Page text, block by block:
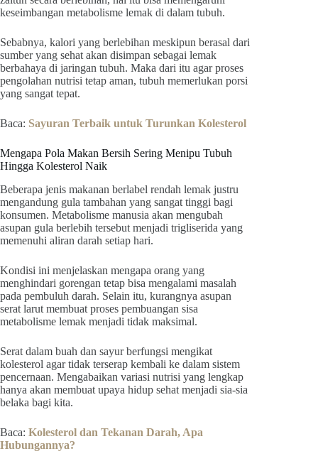
keseimbangan metabolisme lemak di dalam tubuh.
Sebabnya, kalori yang berlebihan meskipun berasal dari
sumber yang sehat akan disimpan sebagai lemak
berbahaya di jaringan tubuh. Maka dari itu agar proses
pengolahan nutrisi tetap aman, tubuh memerlukan porsi
yang sangat tepat.
Baca: Sayuran Terbaik untuk Turunkan Kolesterol
Mengapa Pola Makan Bersih Sering Menipu Tubuh
Hingga Kolesterol Naik
Beberapa jenis makanan berlabel rendah lemak justru
mengandung gula tambahan yang sangat tinggi bagi
konsumen. Metabolisme manusia akan mengubah
asupan gula berlebih tersebut menjadi trigliserida yang
memenuhi aliran darah setiap hari.
Kondisi ini menjelaskan mengapa orang yang
menghindari gorengan tetap bisa mengalami masalah
pada pembuluh darah. Selain itu, kurangnya asupan
serat larut membuat proses pembuangan sisa
metabolisme lemak menjadi tidak maksimal.
Serat dalam buah dan sayur berfungsi mengikat
kolesterol agar tidak terserap kembali ke dalam sistem
pencernaan. Mengabaikan variasi nutrisi yang lengkap
hanya akan membuat upaya hidup sehat menjadi sia-sia
belaka bagi kita.
Baca: Kolesterol dan Tekanan Darah, Apa
Hubungannya?